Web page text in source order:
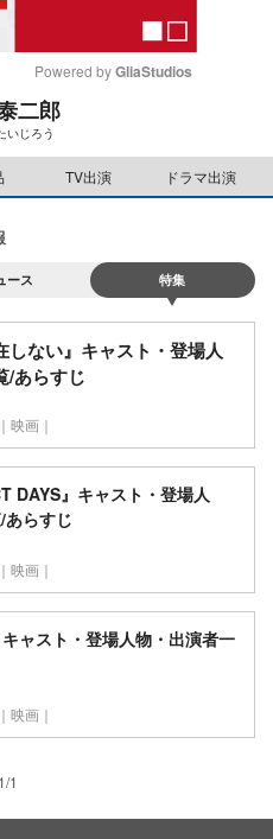
Powered by GliaStudios
二郎
いじろう
TV出演 ドラマ出演
ース 特集
しない』キャスト・登場人
/あらすじ
｜映画｜
DAYS』キャスト・登場人
らすじ
｜映画｜
ャスト・登場人物・出演者一
｜映画｜
1/1